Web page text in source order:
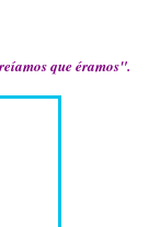
que éramos".